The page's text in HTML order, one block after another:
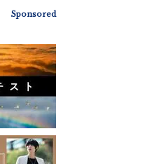
Sponsored